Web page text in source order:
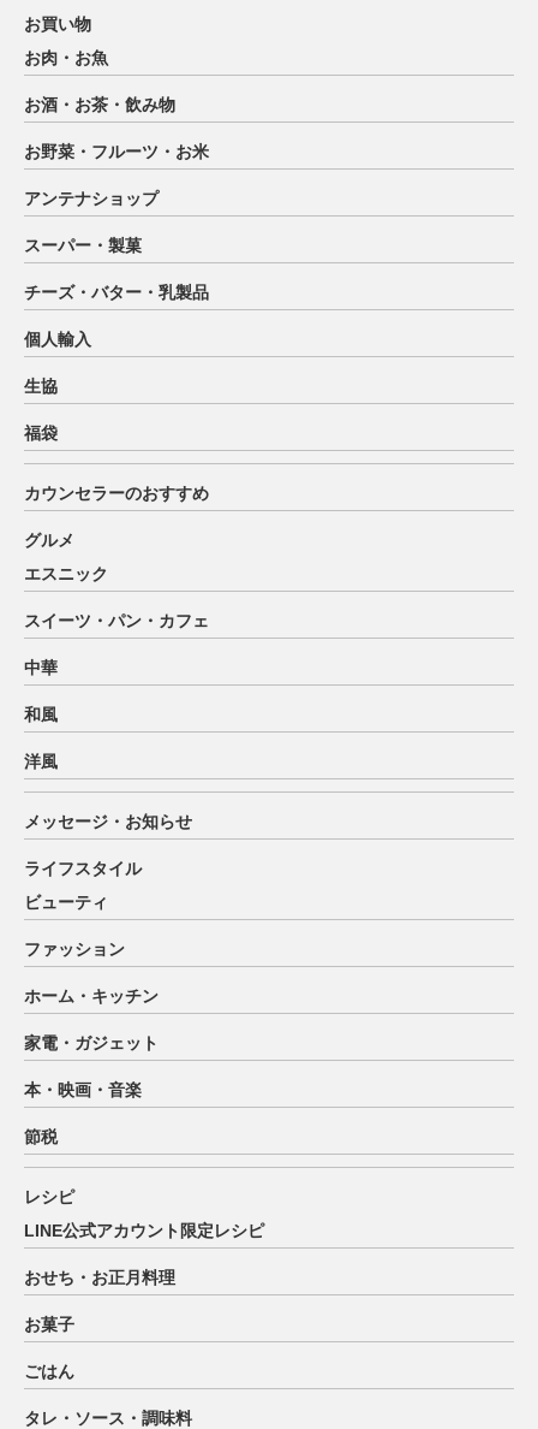
お買い物
お肉・お魚
お酒・お茶・飲み物
お野菜・フルーツ・お米
アンテナショップ
スーパー・製菓
チーズ・バター・乳製品
個人輸入
生協
福袋
カウンセラーのおすすめ
グルメ
エスニック
スイーツ・パン・カフェ
中華
和風
洋風
メッセージ・お知らせ
ライフスタイル
ビューティ
ファッション
ホーム・キッチン
家電・ガジェット
本・映画・音楽
節税
レシピ
LINE公式アカウント限定レシピ
おせち・お正月料理
お菓子
ごはん
タレ・ソース・調味料